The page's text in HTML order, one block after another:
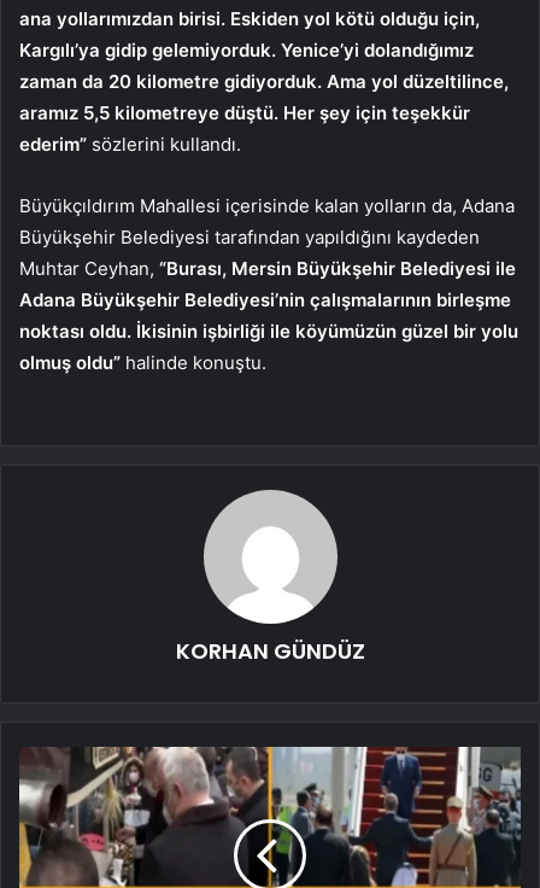
ana yollarımızdan birisi. Eskiden yol kötü olduğu için,
Kargılı’ya gidip gelemiyorduk. Yenice’yi dolandığımız
zaman da 20 kilometre gidiyorduk. Ama yol düzeltilince,
aramız 5,5 kilometreye düştü. Her şey için teşekkür
ederim” sözlerini kullandı.
Büyükçıldırım Mahallesi içerisinde kalan yolların da, Adana
Büyükşehir Belediyesi tarafından yapıldığını kaydeden
Muhtar Ceyhan, “Burası, Mersin Büyükşehir Belediyesi ile
Adana Büyükşehir Belediyesi’nin çalışmalarının birleşme
noktası oldu. İkisinin işbirliği ile köyümüzün güzel bir yolu
olmuş oldu” halinde konuştu.
KORHAN GÜNDÜZ